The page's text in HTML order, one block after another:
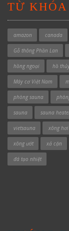
TỪ
amazon canada
Gỗ thông Phần Lan
hồng ngoại hồ
Máy cơ Việt Nam
phòng sauna
sauna sauna
vietsauna xông
xông ướt xả cặn
đá tạo nhiệt